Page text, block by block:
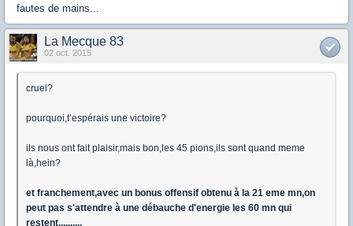
fautes de mains...
La Mecque 83
02 oct. 2015
cruel?
pourquoi,t’espérais une victoire?
ils nous ont fait plaisir,mais bon,les 45 pions,ils sont quand meme
là,hein?
et franchement,avec un bonus offensif obtenu à la 21 eme mn,on
peut pas s'attendre à une débauche d'energie les 60 mn qui
restent..........